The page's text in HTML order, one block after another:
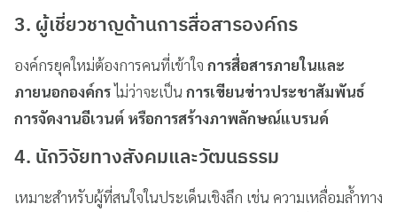
3. ผู้เชี่ยวชาญด้านการสื่อสารองค์กร
องค์กรยุคใหม่ต้องการคนที่เข้าใจ การสื่อสารภายในและ
ภายนอกองค์กรไม่ว่าจะเป็น การเขียนข่าวประชาสัมพันธ์
การจัดงานอีเวนต์ หรือการสร้างภาพลักษณ์แบรนด์
4. นักวิจัยทางสังคมและวัฒนธรรม
เหมาะสำหรับผู้ที่สนใจในประเด็นเชิงลึก เช่น ความเหลื่อมล้ำทาง